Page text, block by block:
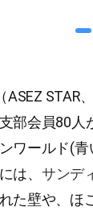
STAR
部会員80
ワールド(
は、 サンデ
た壁や、ほ